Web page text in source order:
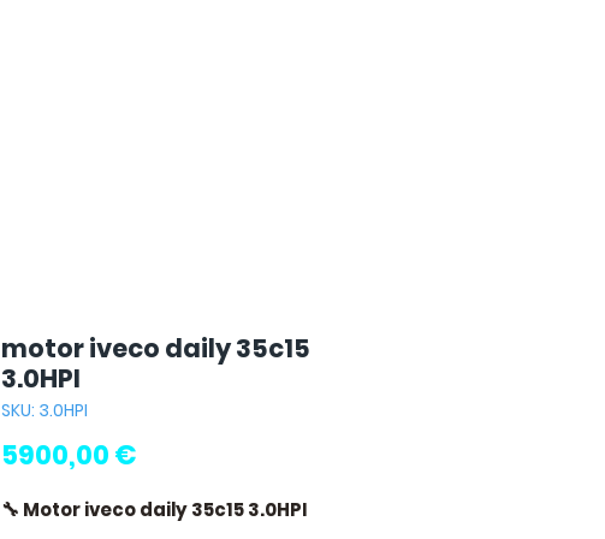
motor iveco daily 35c15
3.0HPI
SKU: 3.0HPI
5900,00 €
🔧 Motor iveco daily 35c15 3.0HPI